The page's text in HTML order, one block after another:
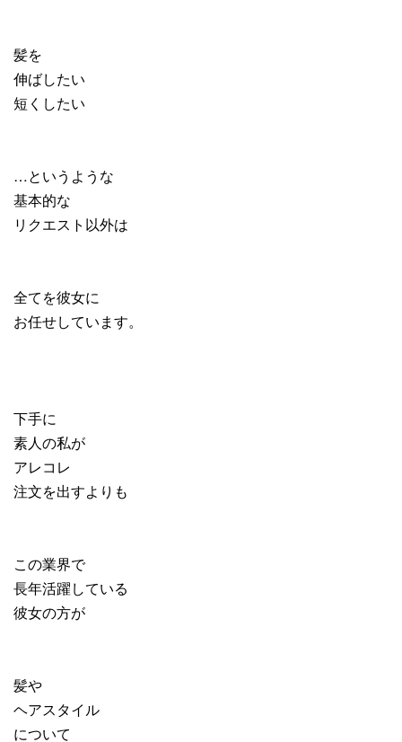
髪を
伸ばしたい
短くしたい
…というような
基本的な
リクエスト以外は
全てを彼女に
お任せしています。
下手に
素人の私が
アレコレ
注文を出すよりも
この業界で
長年活躍している
彼女の方が
髪や
ヘアスタイル
について